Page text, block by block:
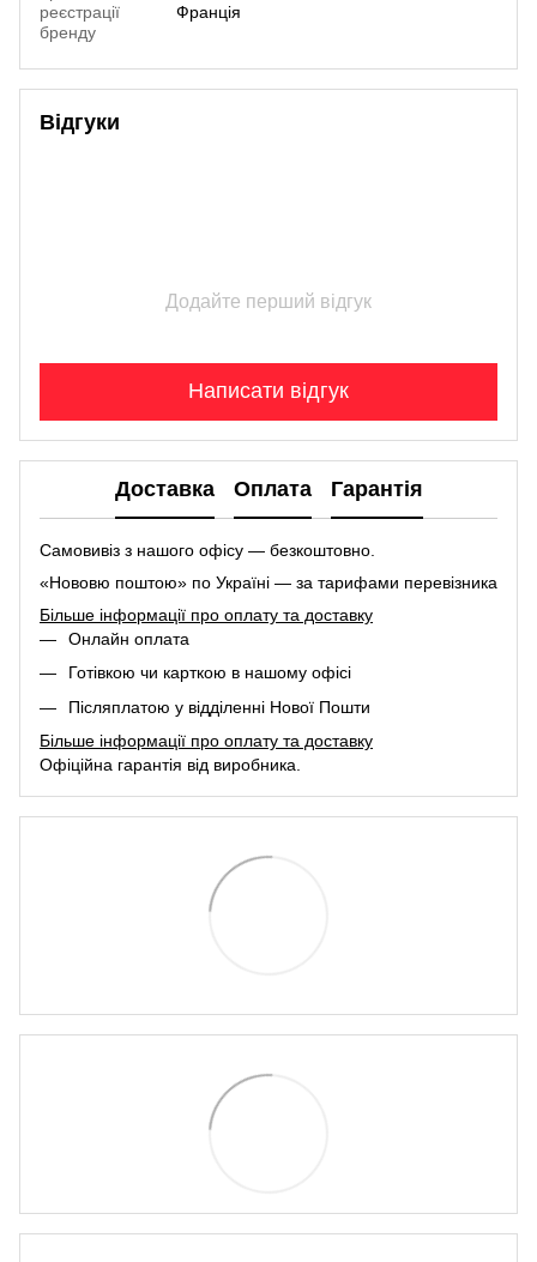
реєстрації
бренду
Франція
Відгуки
Додайте перший відгук
Написати відгук
Доставка Оплата Гарантія
Самовивіз з нашого офісу — безкоштовно.
«Нововю поштою» по Україні — за тарифами перевізника
Більше інформації про оплату та доставку
Онлайн оплата
Готівкою чи карткою в нашому офісі
Післяплатою у відділенні Нової Пошти
Більше інформації про оплату та доставку
Офіційна гарантія від виробника.